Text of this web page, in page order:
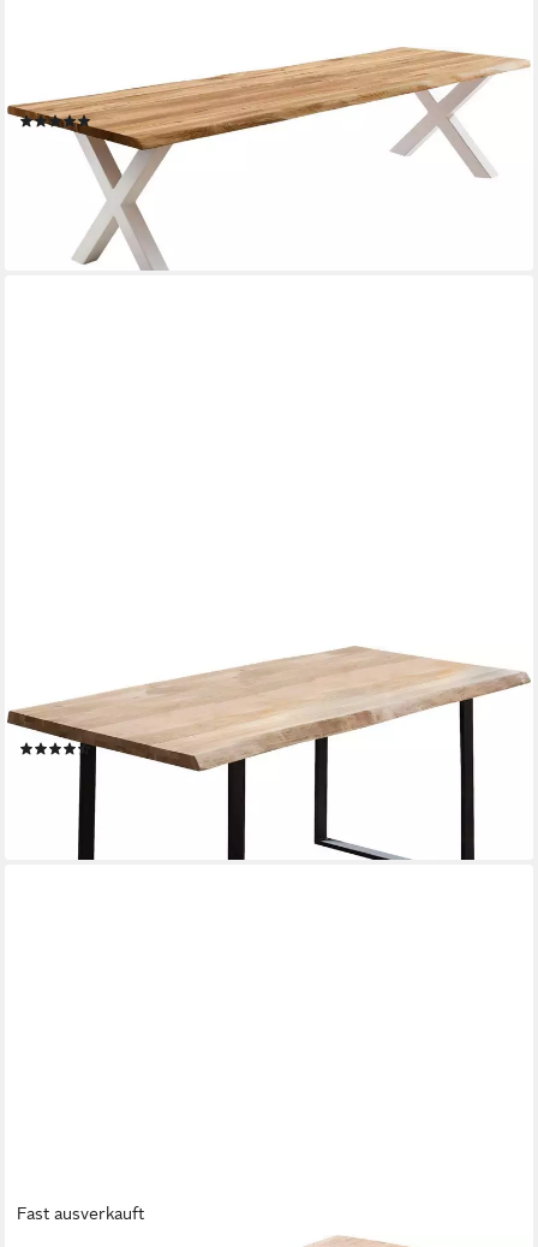
Esstisch Tristan, massive Balkeneiche geölt mit Baumkante
(2)
ab 989,99 €
lieferbar in 5 Wochen
Esstisch Tristano, Eiche massiv natur geölt, mit echter
Baumkante
(6)
ab 779,99 €
lieferbar in 5 Wochen
Fast ausverkauft